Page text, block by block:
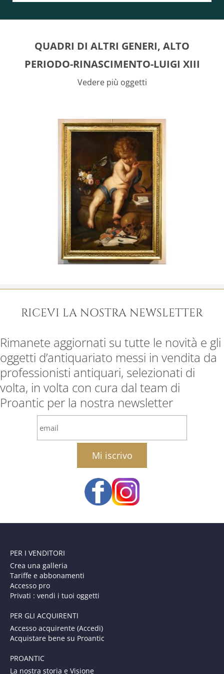
QUADRI DI ALTRI GENERI, ALTO
PERIODO-RINASCIMENTO-LUIGI XIII
Vedere più oggetti
RICEVI LA NOSTRA NEWSLETTER
Rimanete aggiornati su tutte le novità e gli
oggetti d’antiquariato messi in vendita da
professionisti antiquari, selezionati di
volta, in volta con cura dal team di
Proantic per la nostra newsletter
email
PER I VENDITORI
Crea una galleria
Tariffe e abbonamenti
Accesso pro
Privati : vendi i tuoi oggetti
PER GLI ACQUIRENTI
Accesso acquirente (Accedi)
Acquistare bene su Proantic
PROANTIC
La nostra storia e Visione